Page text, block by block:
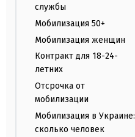
службы
Мобилизация 50+
Мобилизация женщин
Контракт для 18-24-
летних
Отсрочка от
мобилизации
Мобилизация в Украине:
сколько человек